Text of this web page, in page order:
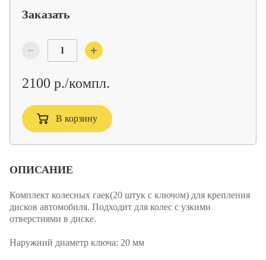
Заказать
2100 р./компл.
В корзину
ОПИСАНИЕ
Комплект колесных гаек(20 штук с ключом) для крепления
дисков автомобиля. Подходит для колес с узкими
отверстиями в диске.
Наружний диаметр ключа: 20 мм